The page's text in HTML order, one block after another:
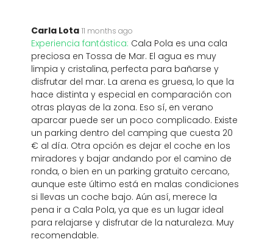
Carla Lota 11 months ago
Experiencia fantástica: Cala Pola es una cala
preciosa en Tossa de Mar. El agua es muy
limpia y cristalina, perfecta para bañarse y
disfrutar del mar. La arena es gruesa, lo que la
hace distinta y especial en comparación con
otras playas de la zona. Eso sí, en verano
aparcar puede ser un poco complicado. Existe
un parking dentro del camping que cuesta 20
€ al día. Otra opción es dejar el coche en los
miradores y bajar andando por el camino de
ronda, o bien en un parking gratuito cercano,
aunque este último está en malas condiciones
si llevas un coche bajo. Aún así, merece la
pena ir a Cala Pola, ya que es un lugar ideal
para relajarse y disfrutar de la naturaleza. Muy
recomendable.